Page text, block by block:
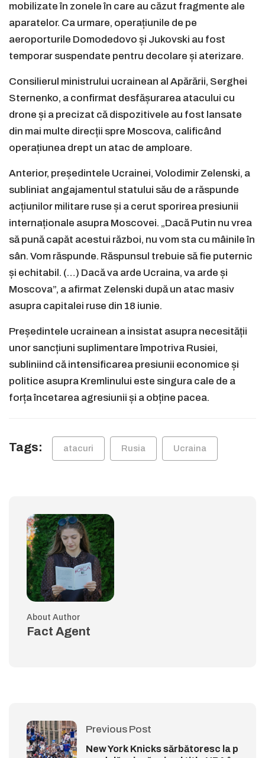
mobilizate în zonele în care au căzut fragmente ale
aparatelor. Ca urmare, operațiunile de pe
aeroporturile Domodedovo și Jukovski au fost
temporar suspendate pentru decolare și aterizare.
Consilierul ministrului ucrainean al Apărării, Serghei
Sternenko, a confirmat desfășurarea atacului cu
drone și a precizat că dispozitivele au fost lansate
din mai multe direcții spre Moscova, calificând
operațiunea drept un atac de amploare.
Anterior, președintele Ucrainei, Volodimir Zelenski, a
subliniat angajamentul statului său de a răspunde
acțiunilor militare ruse și a cerut sporirea presiunii
internaționale asupra Moscovei. „Dacă Putin nu vrea
să pună capăt acestui război, nu vom sta cu mâinile în
sân. Vom răspunde. Răspunsul trebuie să fie puternic
și echitabil. (…) Dacă va arde Ucraina, va arde și
Moscova”, a afirmat Zelenski după un atac masiv
asupra capitalei ruse din 18 iunie.
Președintele ucrainean a insistat asupra necesității
unor sancțiuni suplimentare împotriva Rusiei,
subliniind că intensificarea presiunii economice și
politice asupra Kremlinului este singura cale de a
forța încetarea agresiunii și a obține pacea.
Tags: atacuri Rusia Ucraina
About Author
Fact Agent
Previous Post
New York Knicks sărbătoresc la p